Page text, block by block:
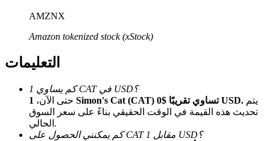
شركاء Bitrue
AMZNX
Amazon tokenized stock (xStock)
التعليمات
كم يساوي 1 CAT في USD؟
حتى الآن،
1 Simon's Cat (CAT) تساوي تقريبًا $0 USD.
تحديث هذه القيمة في الوقت الحقيقي بناءً على سعر السوق
الحالي.
كم يمكنني الحصول على CAT مقابل 1 USD؟